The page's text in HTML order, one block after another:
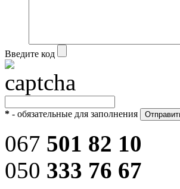
Введите код
* - обязательные для заполнения
067 501 82 10
050 333 76 67